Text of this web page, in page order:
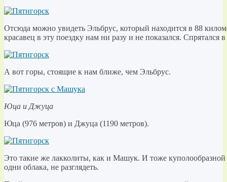
Отсюда можно увидеть Эльбрус, который находится в 88
красавец в эту поездку нам ни разу и не показался. Спрятался
А вот горы, стоящие к нам ближе, чем Эльбрус.
Юца и Джуца
Юца (976 метров) и Джуца (1190 метров).
Это такие же лакколиты, как и Машук. И тоже
одни облака, не разглядеть.